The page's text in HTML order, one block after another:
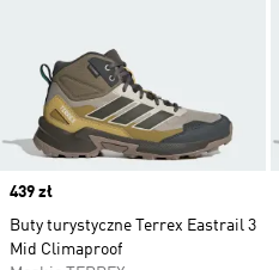
Price
439 zł
Buty turystyczne Terrex Eastrail 3
Mid Climaproof